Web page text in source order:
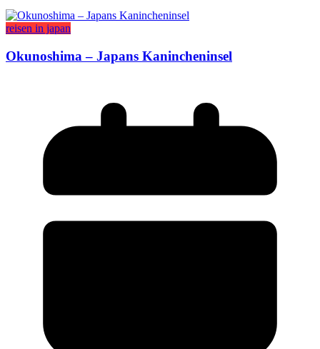
reisen in japan
Okunoshima – Japans Kanincheninsel